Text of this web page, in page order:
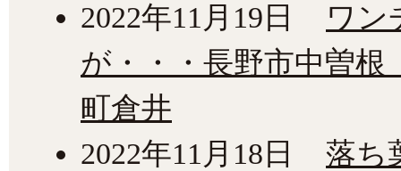
2022年11月19日
ワン
が・・・長野市中曽
町倉井
2022年11月18日
落ち